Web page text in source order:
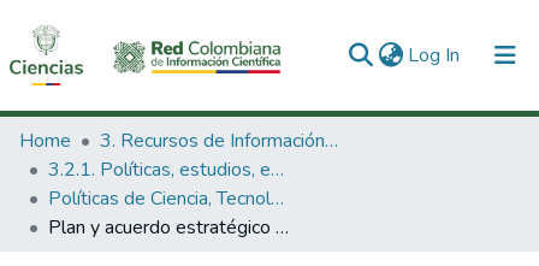
Log In (current)
Communities & Collections
All of DSpace
Statistics
Home
3. Recursos de Información Científica y Tecnológica
3.2.1. Políticas, estudios, evaluaciones e indicadores de CTeI
Políticas de Ciencia, Tecnología e Innovación
Plan y acuerdo estratégico departamental en ciencia, tecnología e innovación : Departamento del Huila